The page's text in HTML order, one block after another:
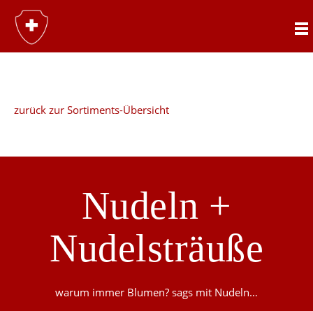
zurück zur Sortiments-Übersicht
Nudeln +
Nudelsträuße
warum immer Blumen? sags mit Nudeln…